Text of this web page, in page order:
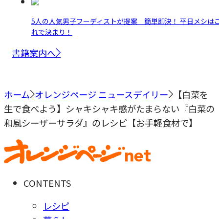
5人の人気男子フーディストが提案 簡単即決！ 平日メシは
れで決まり！
書籍案内へ
ホーム オレンジページ ニュースデイリー
【白菜を
生で食べよう】シャキシャキ感がたまらない『白菜の
和風シーザーサラダ』のレシピ【お手軽食材で】
CONTENTS
レシピ